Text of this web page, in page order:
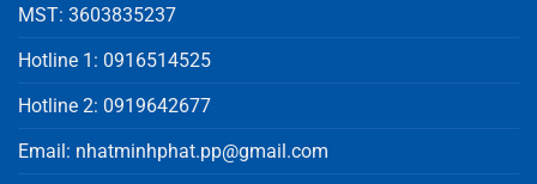
MST: 3603835237
Hotline 1: 0916514525
Hotline 2: 0919642677
Email: nhatminhphat.pp@gmail.com